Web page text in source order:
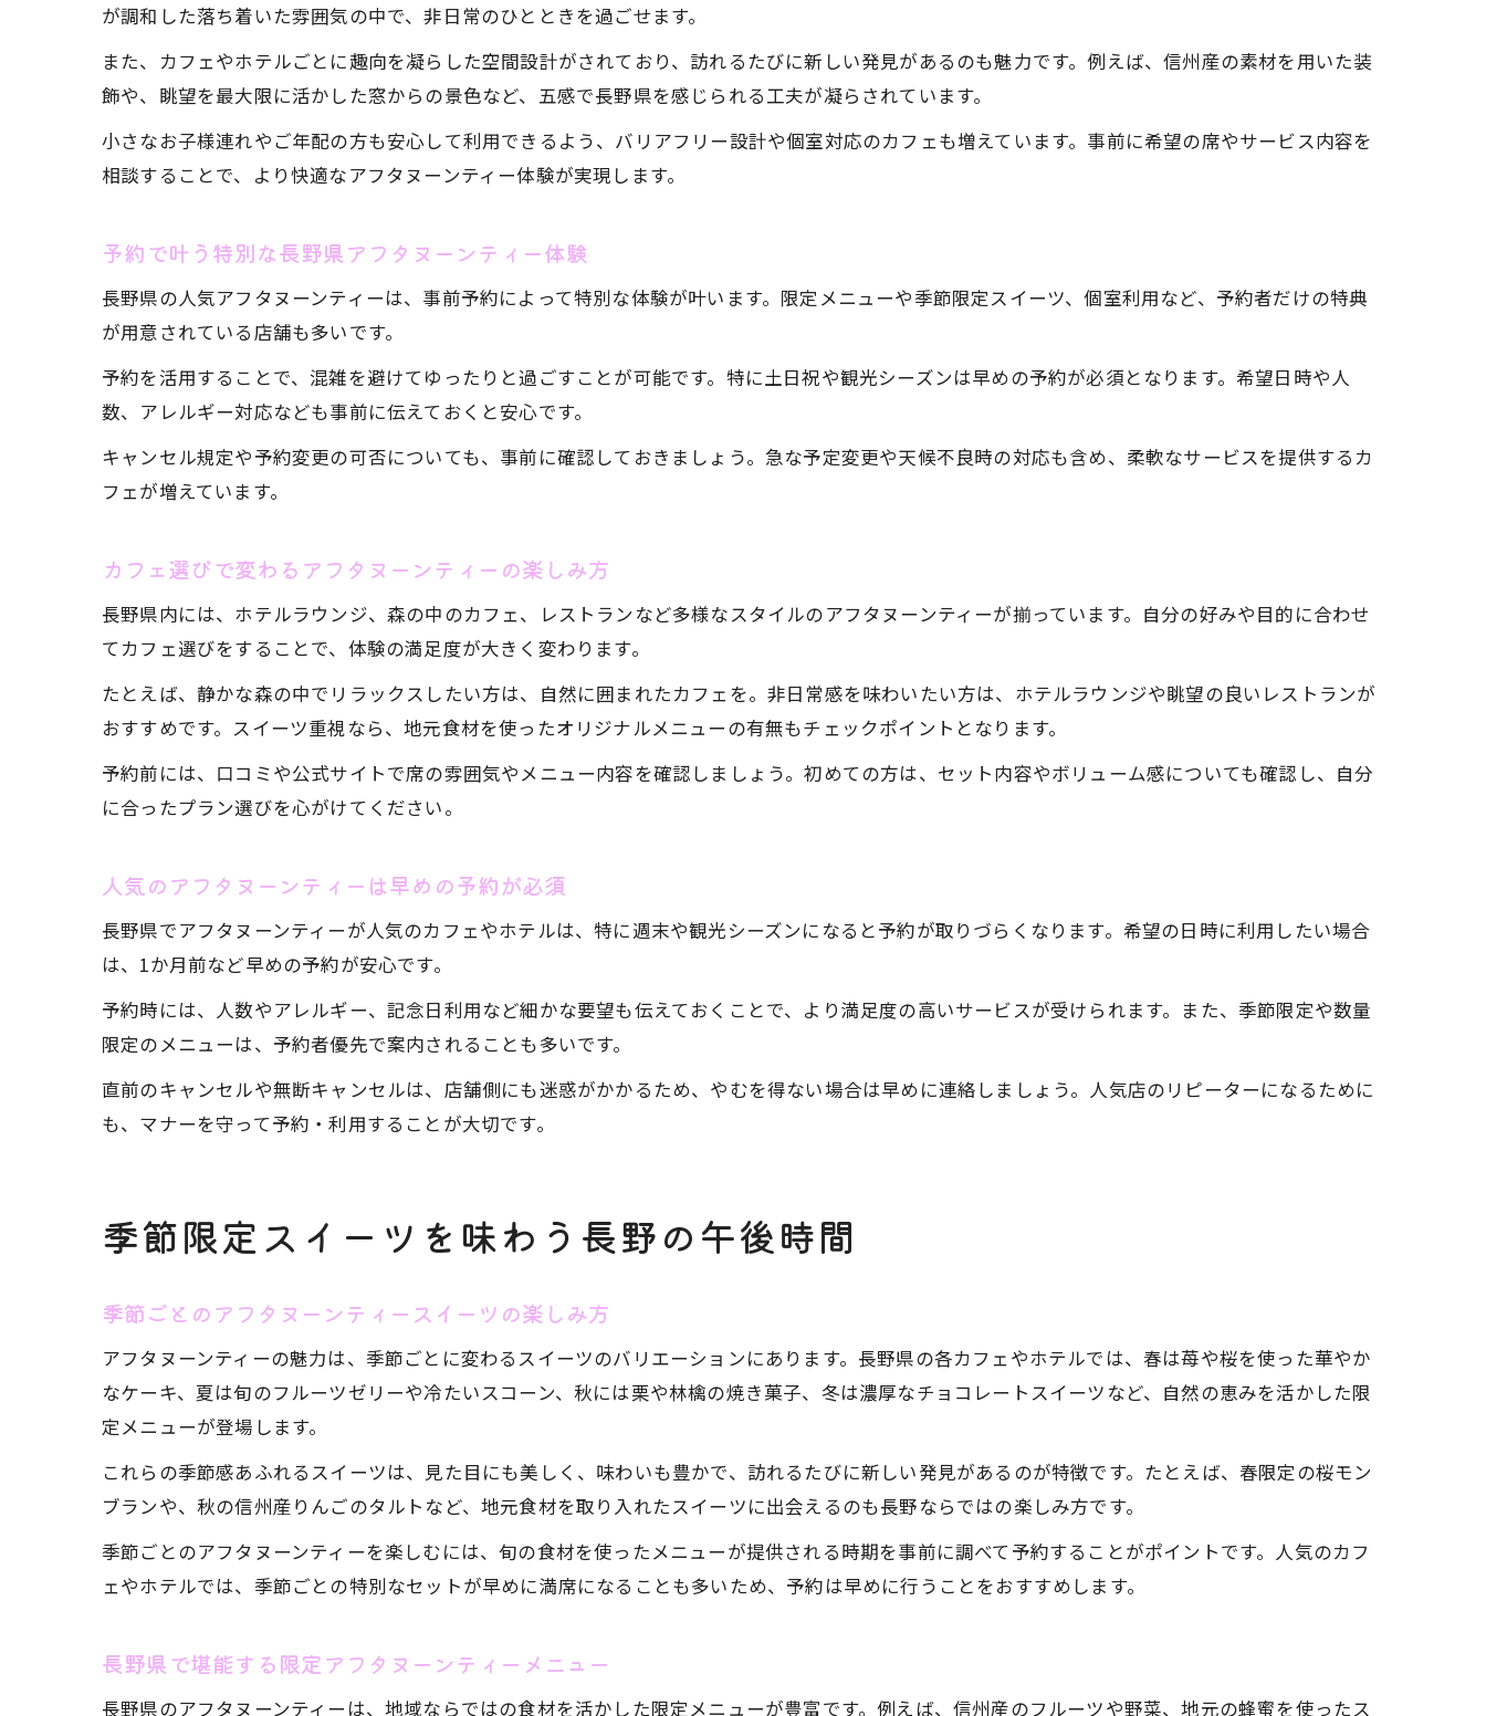
アフタヌーンティー予約で失敗しないコツとは
長野県で人気のアフタヌーンティー予約術
希望の時間にアフタヌーンティーを楽しむポイント
予約前に知りたいアフタヌーンティーの注意点
押さえておきたい長野県アフタヌーンティー予約情報
アフタヌーンティーで叶えるゆったり長野県時間
長野県の静かな空間で楽しむアフタヌーンティー
心安らぐアフタヌーンティーのひとときを堪能
長野県で忘れられないアフタヌーンティー体験
憧れのアフタヌーンティー体験を予約で安心
長野県で人気のアフタヌーンティー予約方法
アフタヌーンティー体験のための予約ポイント
予約が必要なアフタヌーンティーの魅力とは
が調和した落ち着いた雰囲気の中で、非日常のひとときを過ごせます。
また、カフェやホテルごとに趣向を凝らした空間設計がされており、訪れるたびに新しい発見があるのも魅力です。例えば、信州産の素材を用いた装
飾や、眺望を最大限に活かした窓からの景色など、五感で長野県を感じられる工夫が凝らされています。
小さなお子様連れやご年配の方も安心して利用できるよう、バリアフリー設計や個室対応のカフェも増えています。事前に希望の席やサービス内容を
相談することで、より快適なアフタヌーンティー体験が実現します。
予約で叶う特別な長野県アフタヌーンティー体験
長野県の人気アフタヌーンティーは、事前予約によって特別な体験が叶います。限定メニューや季節限定スイーツ、個室利用など、予約者だけの特典
が用意されている店舗も多いです。
予約を活用することで、混雑を避けてゆったりと過ごすことが可能です。特に土日祝や観光シーズンは早めの予約が必須となります。希望日時や人
数、アレルギー対応なども事前に伝えておくと安心です。
キャンセル規定や予約変更の可否についても、事前に確認しておきましょう。急な予定変更や天候不良時の対応も含め、柔軟なサービスを提供するカ
フェが増えています。
カフェ選びで変わるアフタヌーンティーの楽しみ方
長野県内には、ホテルラウンジ、森の中のカフェ、レストランなど多様なスタイルのアフタヌーンティーが揃っています。自分の好みや目的に合わせ
てカフェ選びをすることで、体験の満足度が大きく変わります。
たとえば、静かな森の中でリラックスしたい方は、自然に囲まれたカフェを。非日常感を味わいたい方は、ホテルラウンジや眺望の良いレストランが
おすすめです。スイーツ重視なら、地元食材を使ったオリジナルメニューの有無もチェックポイントとなります。
予約前には、口コミや公式サイトで席の雰囲気やメニュー内容を確認しましょう。初めての方は、セット内容やボリューム感についても確認し、自分
に合ったプラン選びを心がけてください。
人気のアフタヌーンティーは早めの予約が必須
長野県でアフタヌーンティーが人気のカフェやホテルは、特に週末や観光シーズンになると予約が取りづらくなります。希望の日時に利用したい場合
は、1か月前など早めの予約が安心です。
予約時には、人数やアレルギー、記念日利用など細かな要望も伝えておくことで、より満足度の高いサービスが受けられます。また、季節限定や数量
限定のメニューは、予約者優先で案内されることも多いです。
直前のキャンセルや無断キャンセルは、店舗側にも迷惑がかかるため、やむを得ない場合は早めに連絡しましょう。人気店のリピーターになるために
も、マナーを守って予約・利用することが大切です。
季節限定スイーツを味わう長野の午後時間
季節ごとのアフタヌーンティースイーツの楽しみ方
アフタヌーンティーの魅力は、季節ごとに変わるスイーツのバリエーションにあります。長野県の各カフェやホテルでは、春は苺や桜を使った華やか
なケーキ、夏は旬のフルーツゼリーや冷たいスコーン、秋には栗や林檎の焼き菓子、冬は濃厚なチョコレートスイーツなど、自然の恵みを活かした限
定メニューが登場します。
これらの季節感あふれるスイーツは、見た目にも美しく、味わいも豊かで、訪れるたびに新しい発見があるのが特徴です。たとえば、春限定の桜モン
ブランや、秋の信州産りんごのタルトなど、地元食材を取り入れたスイーツに出会えるのも長野ならではの楽しみ方です。
季節ごとのアフタヌーンティーを楽しむには、旬の食材を使ったメニューが提供される時期を事前に調べて予約することがポイントです。人気のカフ
ェやホテルでは、季節ごとの特別なセットが早めに満席になることも多いため、予約は早めに行うことをおすすめします。
長野県で堪能する限定アフタヌーンティーメニュー
長野県のアフタヌーンティーは、地域ならではの食材を活かした限定メニューが豊富です。例えば、信州産のフルーツや野菜、地元の蜂蜜を使ったス